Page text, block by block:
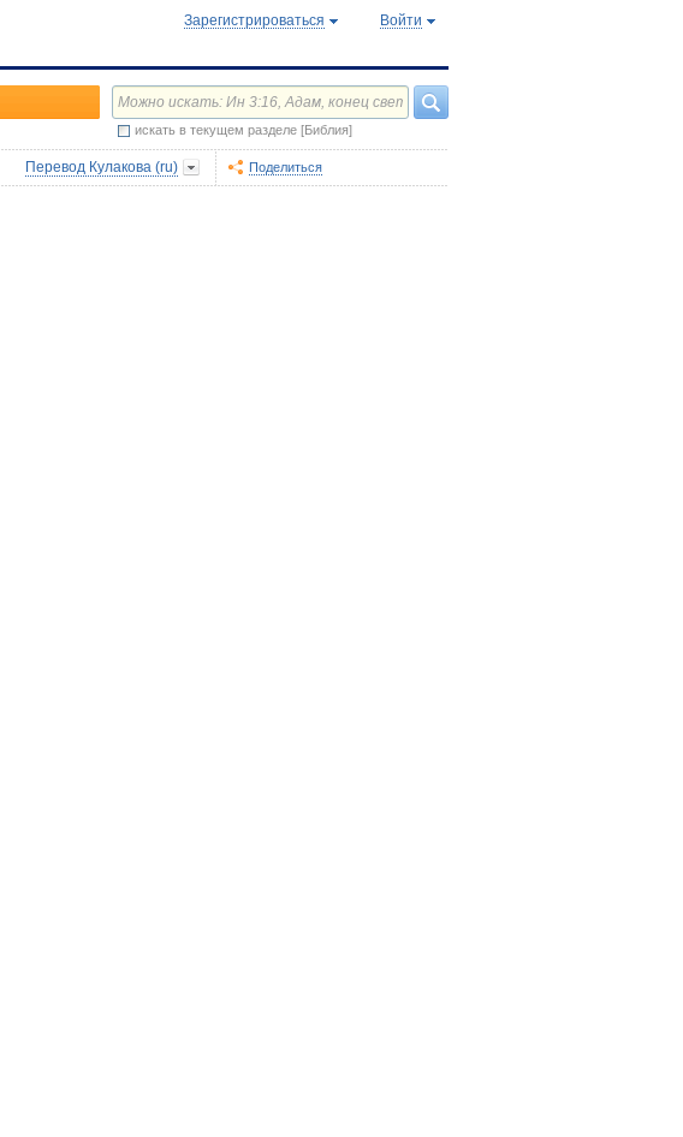
Зарегистрироваться Войти
искать в текущем разделе [Библия]
Перевод Кулакова (ru) Поделиться